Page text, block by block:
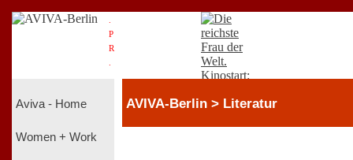
P
R
Aviva - Home
Women + Work
AVIVA-Berlin > Literatur